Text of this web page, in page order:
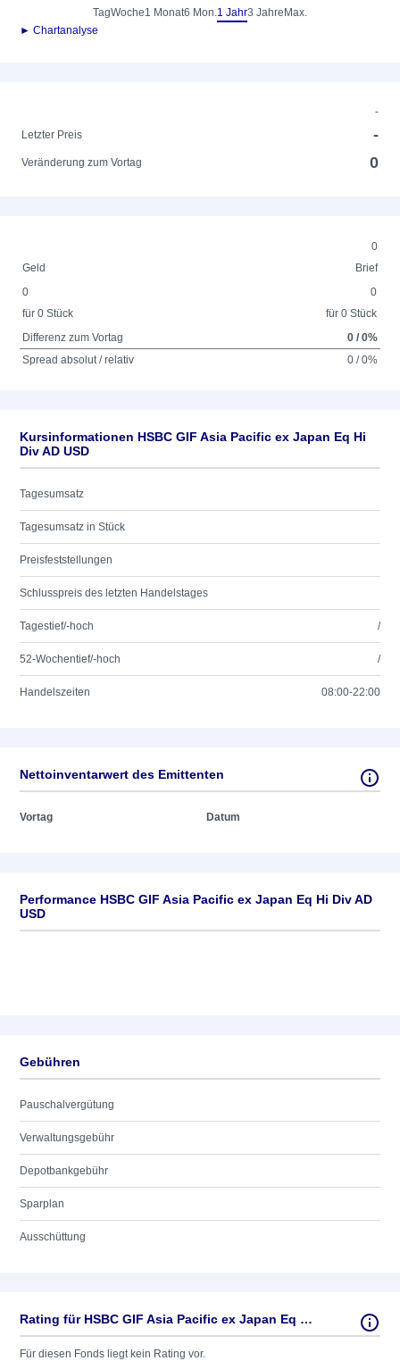
TagWoche1 Monat6 Mon.1 Jahr3 Jahre Max.
► Chartanalyse
-
Letzter Preis
-
Veränderung zum Vortag 0
0
Geld
Brief
0
für 0 Stück
0
für 0 Stück
Differenz zum Vortag
0 / 0%
Spread absolut / relativ
0 / 0%
Kursinformationen HSBC GIF Asia Pacific ex Japan Eq Hi
Div AD USD
Tagesumsatz
Tagesumsatz in Stück
Preisfeststellungen
Schlusspreis des letzten Handelstages
Tagestief/-hoch /
52-Wochentief/-hoch /
Handelszeiten 08:00-22:00
Nettoinventarwert des Emittenten
Vortag Datum
Performance HSBC GIF Asia Pacific ex Japan Eq Hi Div AD
USD
Gebühren
Pauschalvergütung
Verwaltungsgebühr
Depotbankgebühr
Sparplan
Ausschüttung
Rating für HSBC GIF Asia Pacific ex Japan Eq Hi Div AD USD
Für diesen Fonds liegt kein Rating vor.